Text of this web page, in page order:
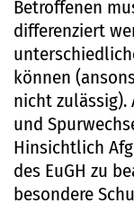
Betroffenen
differenziert
können
nicht zulässig).
und
Hinsichtlich
des EuGH zu
besondere